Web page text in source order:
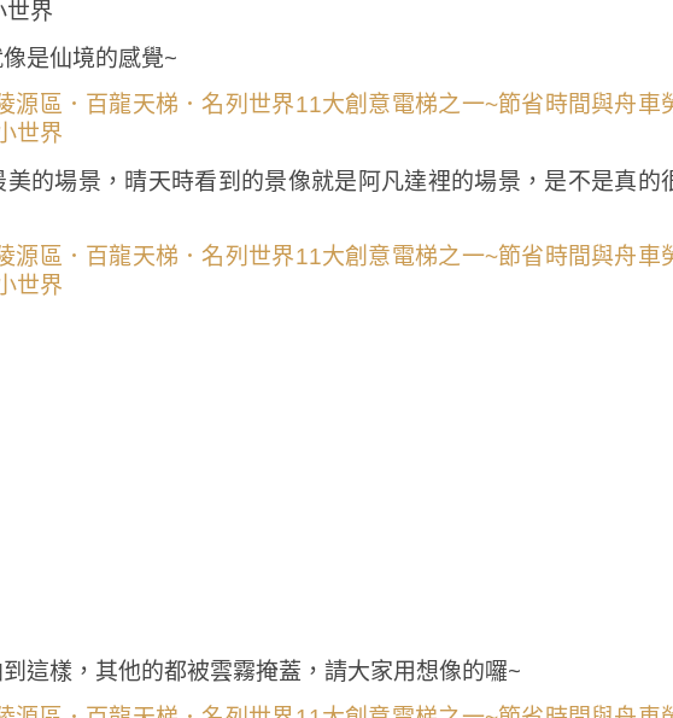
是仙境的感覺~
的場景，晴天時看到的景像就是阿凡達裡的場景，是不是真的
這樣，其他的都被雲霧掩蓋，請大家用想像的囉~